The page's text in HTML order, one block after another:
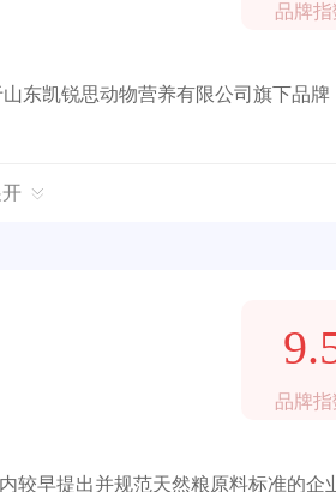
品牌指
东凯锐思动物营养有限公司旗下品牌
品牌指
较早提出并规范天然粮原料标准的企